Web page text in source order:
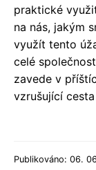
praktické
na nás, jakým
využít tento
celé
zavede v
vzrušující
Publikováno: 06.